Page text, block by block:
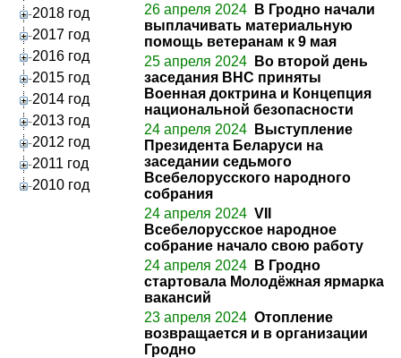
2018 год
2017 год
2016 год
2015 год
2014 год
2013 год
2012 год
2011 год
2010 год
26 апреля 2024
В Гродно начали
выплачивать материальную
помощь ветеранам к 9 мая
25 апреля 2024
Во второй день
заседания ВНС приняты
Военная доктрина и Концепция
национальной безопасности
24 апреля 2024
Выступление
Президента Беларуси на
заседании седьмого
Всебелорусского народного
собрания
24 апреля 2024 VII
Всебелорусское народное
собрание начало свою работу
24 апреля 2024
В Гродно
стартовала Молодёжная ярмарка
вакансий
23 апреля 2024 Отопление
возвращается и в организации
Гродно